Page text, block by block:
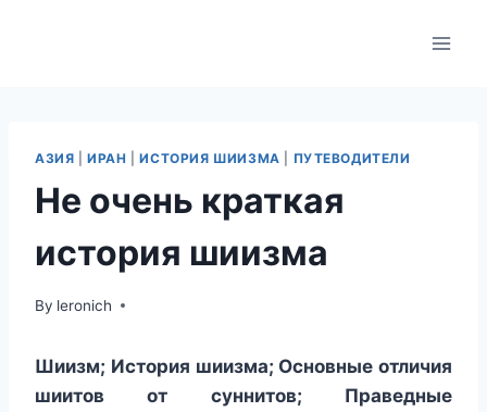
АЗИЯ |ИРАН |ИСТОРИЯ ШИИЗМА ПУТЕВОДИТЕЛИ
Не очень краткая
история шиизма
By leronich
Шиизм; История шиизма; Основные отличия
шиитов от суннитов; Праведные